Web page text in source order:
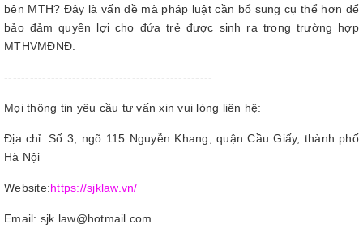
bên MTH? Đây là vấn đề mà pháp luật cần bổ sung cụ thể hơn để
bảo đảm quyền lợi cho đứa trẻ được sinh ra trong trường hợp
MTHVMĐNĐ.
-------------------------------------------------
Mọi thông tin yêu cầu tư vấn xin vui lòng liên hệ:
Địa chỉ: Số 3, ngõ 115 Nguyễn Khang, quận Cầu Giấy, thành phố
Hà Nội
Website:https://sjklaw.vn/
Email: sjk.law@hotmail.com